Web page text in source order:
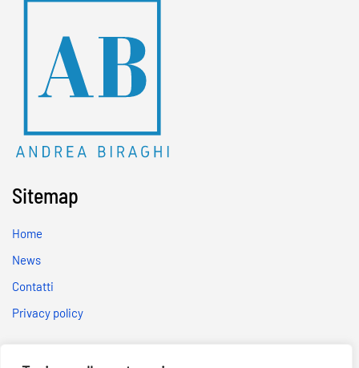
Sitemap
Home
News
Contatti
Privacy policy
Social